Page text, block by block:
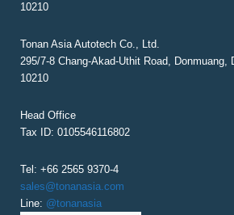
10210
Tonan Asia Autotech Co., Ltd.
295/7-8 Chang-Akad-Uthit Road, Donmuang,
10210
Head Office
Tax ID: 0105546116802
Tel: +66 2565 9370-4
sales@tonanasia.com
Line: @tonanasia